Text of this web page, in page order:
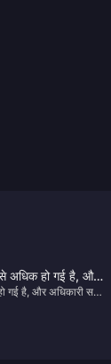
अधिक हो गई है, और
है, और अधिकारी सर्वर